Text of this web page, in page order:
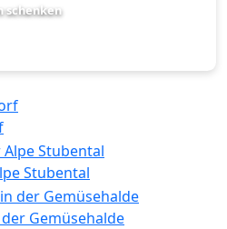
schenken
Stubental
Gemüsehalde